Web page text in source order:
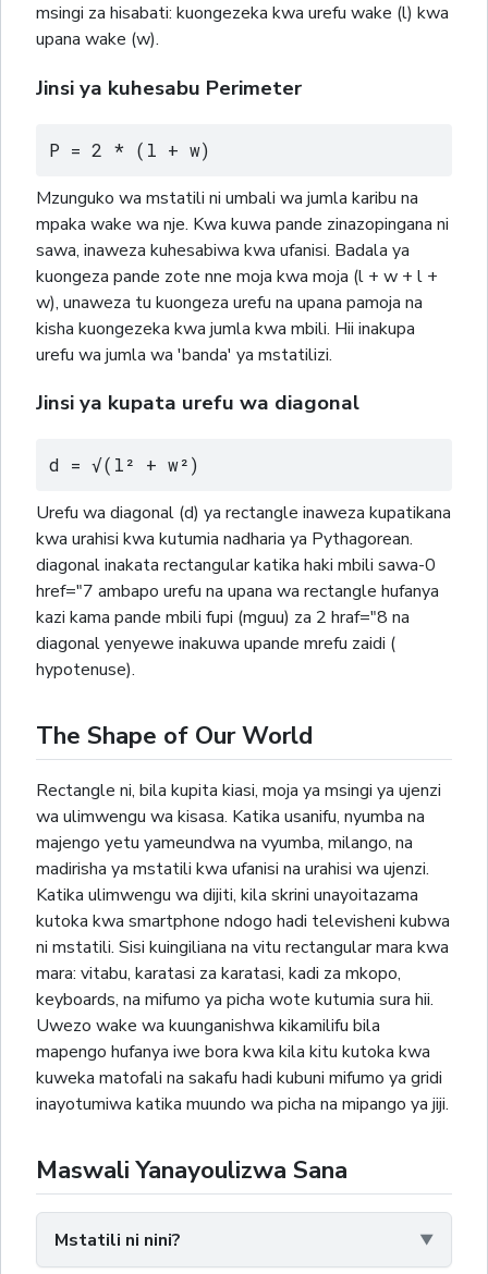
msingi za hisabati: kuongezeka kwa urefu wake (l) kwa
upana wake (w).
Jinsi ya kuhesabu Perimeter
P = 2 * (l + w)
Mzunguko wa mstatili ni umbali wa jumla karibu na
mpaka wake wa nje. Kwa kuwa pande zinazopingana ni
sawa, inaweza kuhesabiwa kwa ufanisi. Badala ya
kuongeza pande zote nne moja kwa moja (l + w + l +
w), unaweza tu kuongeza urefu na upana pamoja na
kisha kuongezeka kwa jumla kwa mbili. Hii inakupa
urefu wa jumla wa 'banda' ya mstatilizi.
Jinsi ya kupata urefu wa diagonal
d = √(l² + w²)
Urefu wa diagonal (d) ya rectangle inaweza kupatikana
kwa urahisi kwa kutumia nadharia ya Pythagorean.
diagonal inakata rectangular katika haki mbili sawa-0
href="7 ambapo urefu na upana wa rectangle hufanya
kazi kama pande mbili fupi (mguu) za 2 hraf="8 na
diagonal yenyewe inakuwa upande mrefu zaidi (
hypotenuse).
The Shape of Our World
Rectangle ni, bila kupita kiasi, moja ya msingi ya ujenzi
wa ulimwengu wa kisasa. Katika usanifu, nyumba na
majengo yetu yameundwa na vyumba, milango, na
madirisha ya mstatili kwa ufanisi na urahisi wa ujenzi.
Katika ulimwengu wa dijiti, kila skrini unayoitazama
kutoka kwa smartphone ndogo hadi televisheni kubwa
ni mstatili. Sisi kuingiliana na vitu rectangular mara kwa
mara: vitabu, karatasi za karatasi, kadi za mkopo,
keyboards, na mifumo ya picha wote kutumia sura hii.
Uwezo wake wa kuunganishwa kikamilifu bila
mapengo hufanya iwe bora kwa kila kitu kutoka kwa
kuweka matofali na sakafu hadi kubuni mifumo ya gridi
inayotumiwa katika muundo wa picha na mipango ya jiji.
Maswali Yanayoulizwa Sana
Mstatili ni nini?